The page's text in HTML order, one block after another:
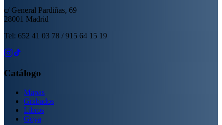
c/ General Pardiñas, 69
28001 Madrid
Tel: 652 41 03 78 / 915 64 15 19
Catálogo
Mapas
Grabados
Libros
Goya